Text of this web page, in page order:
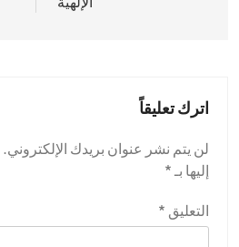
اترك تعليقاً
لن يتم نشر عنوان بريدك الإلكتروني.
إليها بـ*
التعليق *